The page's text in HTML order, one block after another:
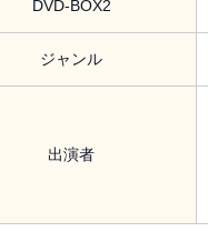
DVD-BOX2
ジャンル
出演者